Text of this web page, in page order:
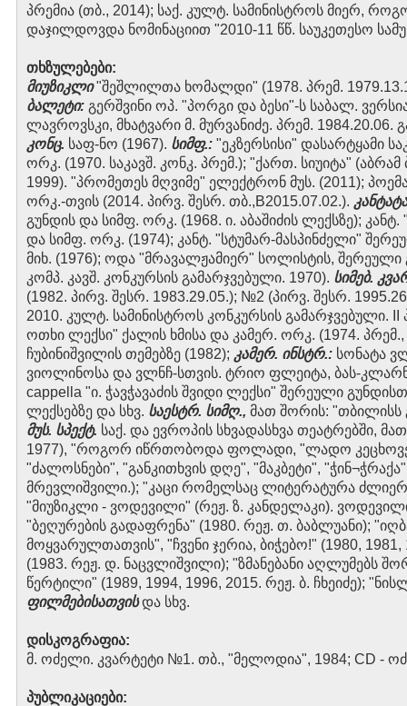
პრემია (თბ., 2014); საქ. კულტ. სამინისტროს მიერ,
დაჯილდოვდა ნომინაციით "2010-11 წწ. საუკეთესო
თხზულებები:
მიუზიკლი"შეშლილთა ხომალდი" (1978. პრემ.
ბალეტი: გერშვინი ოპ. "პორგი და ბესი"-ს საბალ.
ლავროვსკი, მხატვარი მ. მურვანიძე. პრემ.
კონც. საფ-ნო (1967). სიმფ.: "ეკზერსისი" დასარტყამი
ორკ. (1970. საკავშ. კონკ. პრემ.); "ქართ. სიუიტა"
1999). "პრომეთეს მღვიმე" ელექტრონ მუს. (2011);
ორკ.-თვის (2014. პირვ. შესრ. თბ.,B2015.07.02.).
გუნდის და სიმფ. ორკ. (1968. ი. აბაშიძის ლექსზე);
და სიმფ. ორკ. (1974); კანტ. "სტუმარ-მასპინძელი"
მიხ. (1976); ოდა "მრავალჟამიერ" სოლისტის, შერეული
კომპ. კავშ. კონკურსის გამარჯვებული. 1970). სიმებ.
(1982. პირვ. შესრ. 1983.29.05.); №2 (პირვ. შესრ.
2010. კულტ. სამინისტროს კონკურსის გამარჯვებული. II
ოთხი ლექსი" ქალის ხმისა და კამერ. ორკ. (1974.
ჩუბინიშვილის თემებზე (1982); კამერ. ინსტრ.: სონატა
ვიოლინოსა და ვლნჩ-სთვის. ტრიო ფლეიტა, ბას-
cappella "ი. ჭავჭავაძის შვიდი ლექსი" შერეული
ლექსებზე და სხვ. საესტრ. სიმღ., მათ შორის: "თბილისს
მუს. სპექტ. საქ. და ევროპის სხვადასხვა თეატრებში,
1977), "როგორ იწრთობოდა ფოლადი, "ლადო
"ძალოსნები", "განკითხვის დღე", "მაკბეტი",
მრევლიშვილი.); "კაცი რომელსაც ლიტერატურა
"მიუზიკლი - ვოდევილი" (რეჟ. ზ. კანდელაკი).
"ბეღურების გადაფრენა" (1980. რეჟ. თ. ბაბლუანი);
მოყვარულთათვის", "ჩვენი ჯერია, ბიჭებო!" (1980,
(1983. რეჟ. დ. ნაცვლიშვილი); "ზმანებანი აღლუმებს
წერტილი" (1989, 1994, 1996, 2015. რეჟ. ბ. ჩხეიძე);
ფილმებისათვისდა სხვ.
დისკოგრაფია:
მ. ოძელი. კვარტეტი №1. თბ., "მელოდია", 1984; CD -
პუბლიკაციები: